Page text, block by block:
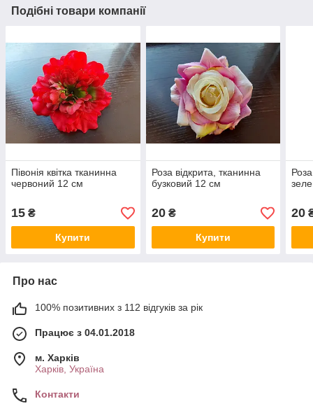
Подібні товари компанії
Півонія квітка тканинна
червоний 12 см
15 ₴
Купити
Роза відкрита, тканинна
бузковий 12 см
20₴
Купити
20
Про нас
100% позитивних з 112 відгуків за рік
Працює з 04.01.2018
м. Харків
Харків, Україна
Контакти